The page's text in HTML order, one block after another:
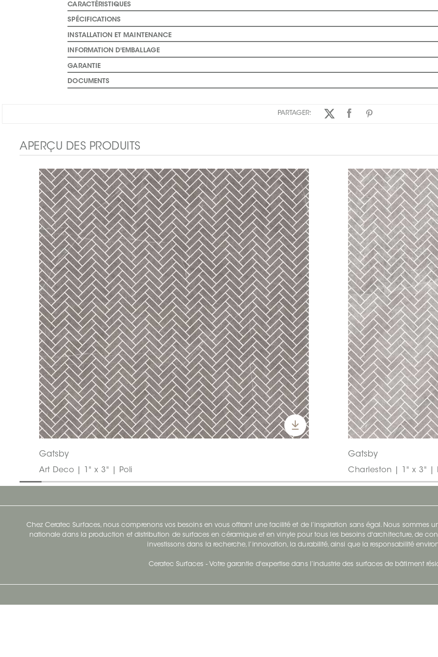
CARACTÉRISTIQUES
SPÉCIFICATIONS
INSTALLATION ET MAINTENANCE
INFORMATION D'EMBALLAGE
GARANTIE
DOCUMENTS
PARTAGER:
APERÇU DES PRODUITS
Gatsby
Art Deco | 1" x 3" | Poli
Gatsby
Charleston | 1" x 3" |
Chez Ceratec Surfaces, nous comprenons vos besoins en vous offrant une facilité et de l’inspiration sans égal. Nous
nationale dans la production et distribution de surfaces en céramique et en vinyle pour tous les besoins d'architecture, de
investissons dans la recherche, l’innovation, la durabilité, ainsi que la responsabilité
Ceratec Surfaces - Votre garantie d'expertise dans l’industrie des surfaces de bâtiment